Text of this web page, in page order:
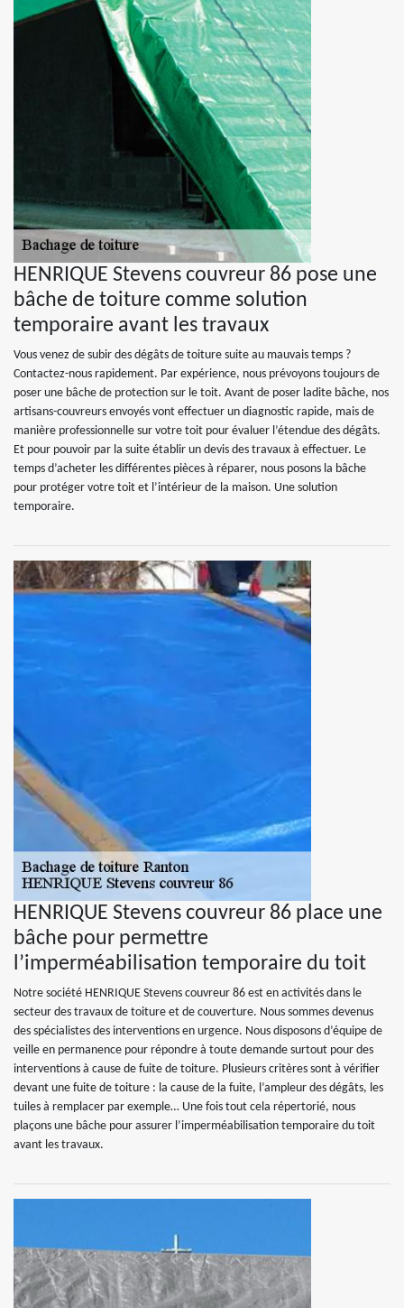
HENRIQUE Stevens couvreur 86 pose une
bâche de toiture comme solution
temporaire avant les travaux
Vous venez de subir des dégâts de toiture suite au mauvais temps ?
Contactez-nous rapidement. Par expérience, nous prévoyons toujours de
poser une bâche de protection sur le toit. Avant de poser ladite bâche, nos
artisans-couvreurs envoyés vont effectuer un diagnostic rapide, mais de
manière professionnelle sur votre toit pour évaluer l’étendue des dégâts.
Et pour pouvoir par la suite établir un devis des travaux à effectuer. Le
temps d’acheter les différentes pièces à réparer, nous posons la bâche
pour protéger votre toit et l’intérieur de la maison. Une solution
temporaire.
HENRIQUE Stevens couvreur 86 place une
bâche pour permettre
l’imperméabilisation temporaire du toit
Notre société HENRIQUE Stevens couvreur 86 est en activités dans le
secteur des travaux de toiture et de couverture. Nous sommes devenus
des spécialistes des interventions en urgence. Nous disposons d’équipe de
veille en permanence pour répondre à toute demande surtout pour des
interventions à cause de fuite de toiture. Plusieurs critères sont à vérifier
devant une fuite de toiture : la cause de la fuite, l’ampleur des dégâts, les
tuiles à remplacer par exemple… Une fois tout cela répertorié, nous
plaçons une bâche pour assurer l’imperméabilisation temporaire du toit
avant les travaux.